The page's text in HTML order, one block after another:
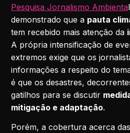
Pesquisa Jornalismo Ambienta
demonstrado que a pauta
tem recebido mais atenção da
A própria intensificação de
extremos exige que os
informações a respeito do
é que os desastres,
gatilhos para se discutir
mitigação e adaptação.
Porém, a cobertura acerca